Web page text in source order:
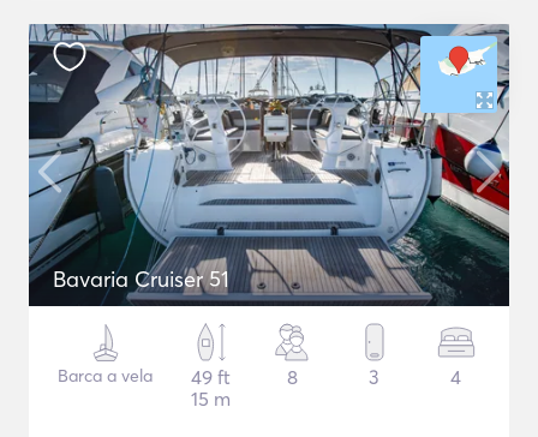
Bavaria Cruiser 51
Barca a vela
49 ft
15 m
8 3 4